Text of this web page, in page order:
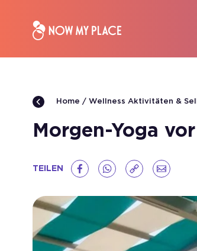
Home Wellness Aktivitäten &
Morgen-Yoga
TEILEN